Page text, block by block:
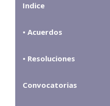
Indice
• Acuerdos
• Resoluciones
Convocatorias